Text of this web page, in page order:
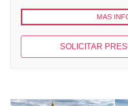
MAS
SOLICITAR